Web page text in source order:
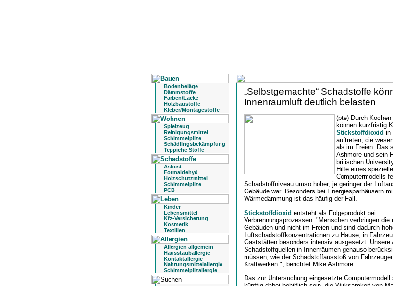
Bodenbeläge
Dämmstoffe
Farben/Lacke
Holzbaustoffe
Kleber/Montagestoffe
Spielzeug
Reinigungsmittel
Schimmelpilze
Schädlingsbekämpfung
Teppiche Stoffe
Asbest
Formaldehyd
Holzschutzmittel
Schimmelpilze
PCB
Kinder
Lebensmittel
Kfz-Versicherung
Kosmetik
Textilien
Allergien allgemein
Hausstauballergie
Kontaktallergie
Nahrungsmittelallergie
Schimmelpilzallergie
„Selbstgemachte“ Schadstoffe
Innenraumluft deutlich belasten
(pte) Durch Kochen
können kurzfristig
Stickstoffdioxid in
auftreten, die
als im Freien. Das
Ashmore und sein
britischen
Hilfe eines
Computermodells
Schadstoffniveau umso höher, je geringer der
Gebäude war. Besonders bei Energiesparhäusern
Wärmedämmung ist das häufig der Fall.
Stickstoffdioxid entsteht als Folgeprodukt bei
Verbrennungsprozessen. "Menschen verbringen die
Gebäuden und nicht im Freien und sind dadurch
Luftschadstoffkonzentrationen zu Hause, in
Gaststätten besonders intensiv ausgesetzt. Unsere
Schadstoffquellen in Innenräumen genauso
müssen, wie der Schadstoffausstoß von
Kraftwerken.", berichtet Mike Ashmore.
Das zur Untersuchung eingesetzte Computermodell